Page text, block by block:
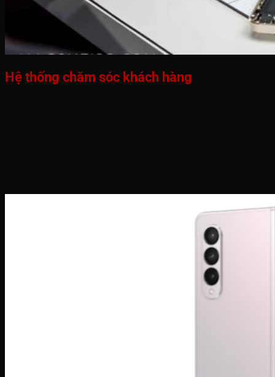
Hệ thống chăm sóc khách hàng